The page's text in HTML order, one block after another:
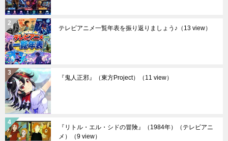
テレビアニメ一覧年表を振り返りましょう♪ （13 view）
『鬼人正邪』（東方Project） （11 view）
『リトル・エル・シドの冒険』（1984年）（テレビアニ
メ）
（9 view）